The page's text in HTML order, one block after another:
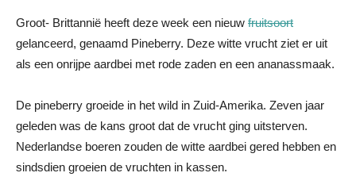
Groot- Brittannië heeft deze week een nieuw fruitsoort
gelanceerd, genaamd Pineberry. Deze witte vrucht ziet er uit
als een onrijpe aardbei met rode zaden en een ananassmaak.
De pineberry groeide in het wild in Zuid-Amerika. Zeven jaar
geleden was de kans groot dat de vrucht ging uitsterven.
Nederlandse boeren zouden de witte aardbei gered hebben en
sindsdien groeien de vruchten in kassen.